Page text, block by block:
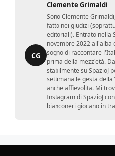
CG
Clemente Grimaldi
Sono Clemente
fatto nei giudizi
editoriali). Entrato nella
novembre 2022 all'alba
sogno di raccontare
prima della mezz'età.
stabilmente su SpazioJ
settimana le gesta della
anche affievolita. Mi
Instagram di SpazioJ
bianconeri giocano in